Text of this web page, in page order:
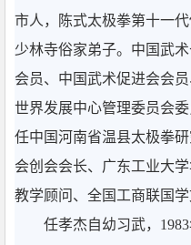
市人，陈式太极拳第十一
少林寺俗家弟子。中国武
会员、中国武术促进会会
世界发展中心管理委员会
任中国河南省温县太极拳
会创会会长、广东工业大
教学顾问、全国工商联国学
任孝杰自幼习武，